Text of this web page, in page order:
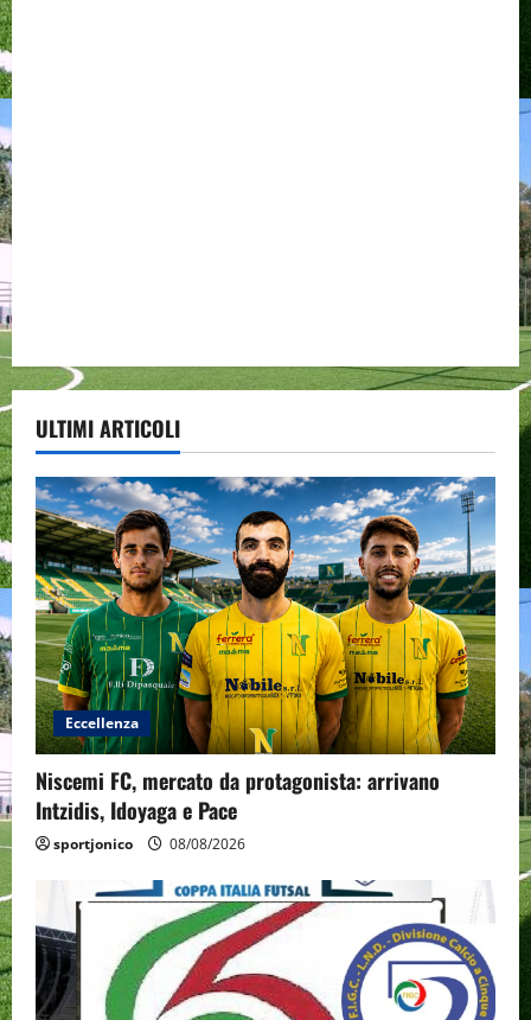
ULTIMI ARTICOLI
Eccellenza
Niscemi FC, mercato da protagonista: arrivano
Intzidis, Idoyaga e Pace
sportjonico 08/08/2026